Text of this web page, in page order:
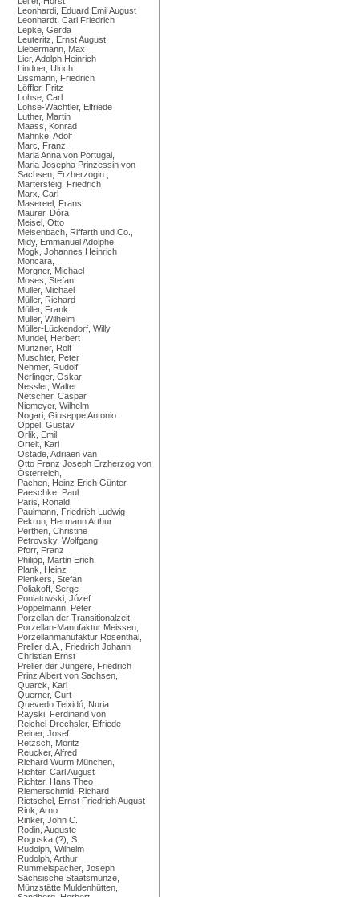
Leonhardi, Eduard Emil August
Leonhardt, Carl Friedrich
Lepke, Gerda
Leuteritz, Ernst August
Liebermann, Max
Lier, Adolph Heinrich
Lindner, Ulrich
Lissmann, Friedrich
Löffler, Fritz
Lohse, Carl
Lohse-Wächtler, Elfriede
Luther, Martin
Maass, Konrad
Mahnke, Adolf
Marc, Franz
Maria Anna von Portugal,
Maria Josepha Prinzessin von
Sachsen, Erzherzogin ,
Martersteig, Friedrich
Marx, Carl
Masereel, Frans
Maurer, Dóra
Meisel, Otto
Meisenbach, Riffarth und Co.,
Midy, Emmanuel Adolphe
Mogk, Johannes Heinrich
Moncara,
Morgner, Michael
Moses, Stefan
Müller, Michael
Müller, Richard
Müller, Frank
Müller, Wilhelm
Müller-Lückendorf, Willy
Mundel, Herbert
Münzner, Rolf
Muschter, Peter
Nehmer, Rudolf
Nerlinger, Oskar
Nessler, Walter
Netscher, Caspar
Niemeyer, Wilhelm
Nogari, Giuseppe Antonio
Oppel, Gustav
Orlik, Emil
Ortelt, Karl
Ostade, Adriaen van
Otto Franz Joseph Erzherzog von
Österreich,
Pachen, Heinz Erich Günter
Paeschke, Paul
Paris, Ronald
Paulmann, Friedrich Ludwig
Pekrun, Hermann Arthur
Perthen, Christine
Petrovsky, Wolfgang
Pforr, Franz
Philipp, Martin Erich
Plank, Heinz
Plenkers, Stefan
Poliakoff, Serge
Poniatowski, Józef
Pöppelmann, Peter
Porzellan der Transitionalzeit,
Porzellan-Manufaktur Meissen,
Porzellanmanufaktur Rosenthal,
Preller d.Ä., Friedrich Johann
Christian Ernst
Preller der Jüngere, Friedrich
Prinz Albert von Sachsen,
Quarck, Karl
Querner, Curt
Quevedo Teixidó, Nuria
Rayski, Ferdinand von
Reichel-Drechsler, Elfriede
Reiner, Josef
Retzsch, Moritz
Reucker, Alfred
Richard Wurm München,
Richter, Carl August
Richter, Hans Theo
Riemerschmid, Richard
Rietschel, Ernst Friedrich August
Rink, Arno
Rinker, John C.
Rodin, Auguste
Roguska (?), S.
Rudolph, Wilhelm
Rudolph, Arthur
Rummelspacher, Joseph
Sächsische Staatsmünze,
Münzstätte Muldenhütten,